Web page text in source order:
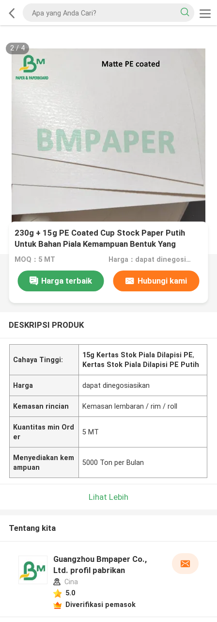
2/4
230g + 15g PE Coated Cup Stock Paper Putih
Untuk Bahan Piala Kemampuan Bentuk Yang
Sangat Baik
MOQ：5 MT Harga：dapat dinegosiasikan
Harga terbaik Hubungi kami
DESKRIPSI PRODUK
Cahaya Tinggi:
15g Kertas Stok Piala Dilapisi PE,
Kertas Stok Piala Dilapisi PE Putih
Harga dapat dinegosiasikan
Kemasan rincian Kemasan lembaran / rim / roll
Kuantitas min Ord
er
5 MT
Menyediakan kem
ampuan
5000 Ton per Bulan
Lihat Lebih
Tentang kita
Guangzhou Bmpaper Co.,
Ltd. profil pabrikan
Cina
5.0
Diverifikasi pemasok